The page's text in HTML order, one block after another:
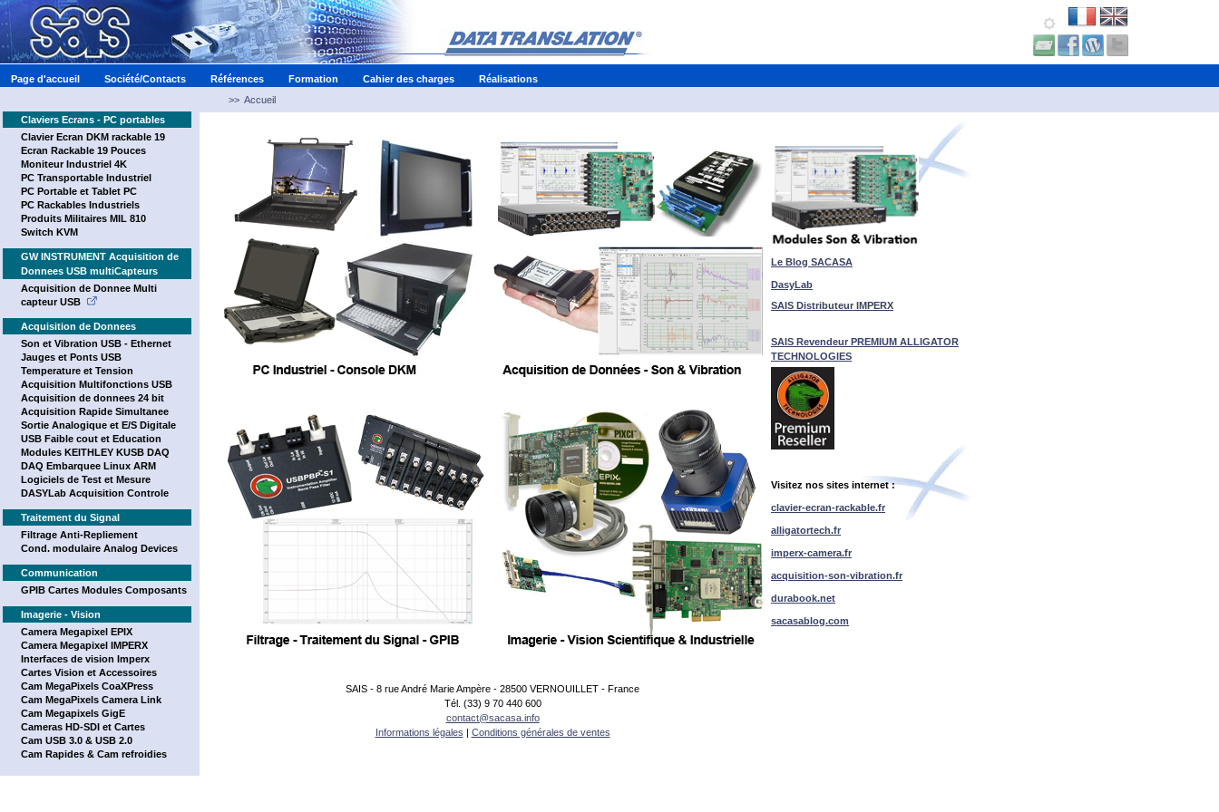
Page d'accueil Société/Contacts Références Formation Cahier des charges
Réalisations
>> Accueil
Claviers Ecrans - PC portables
Clavier Ecran DKM rackable 19
Ecran Rackable 19 Pouces
Moniteur Industriel 4K
PC Transportable Industriel
PC Portable et Tablet PC
PC Rackables Industriels
Produits Militaires MIL 810
Switch KVM
GW INSTRUMENT Acquisition de
Donnees USB multiCapteurs
Acquisition de Donnee Multi
capteur USB
Acquisition de Donnees
Son et Vibration USB - Ethernet
Jauges et Ponts USB
Temperature et Tension
Acquisition Multifonctions USB
Acquisition de donnees 24 bit
Acquisition Rapide Simultanee
Sortie Analogique et E/S Digitale
USB Faible cout et Education
Modules KEITHLEY KUSB DAQ
DAQ Embarquee Linux ARM
Logiciels de Test et Mesure
DASYLab Acquisition Controle
Traitement du Signal
Filtrage Anti-Repliement
Cond. modulaire Analog Devices
Communication
GPIB Cartes Modules Composants
Imagerie - Vision
Camera Megapixel EPIX
Camera Megapixel IMPERX
Interfaces de vision Imperx
Cartes Vision et Accessoires
Cam MegaPixels CoaXPress
Cam MegaPixels Camera Link
Cam Megapixels GigE
Cameras HD-SDI et Cartes
Cam USB 3.0 & USB 2.0
Cam Rapides & Cam refroidies
Le Blog SACASA
DasyLab
SAIS Distributeur IMPERX
SAIS Revendeur PREMIUM ALLIGATOR
TECHNOLOGIES
Visitez nos sites internet :
clavier-ecran-rackable.fr
alligatortech.fr
imperx-camera.fr
acquisition-son-vibration.fr
durabook.net
sacasablog.com
SAIS - 8 rue André Marie Ampère - 28500 VERNOUILLET - France
Tél. (33) 9 70 440 600
contact@sacasa.info
Informations légales | Conditions générales de ventes